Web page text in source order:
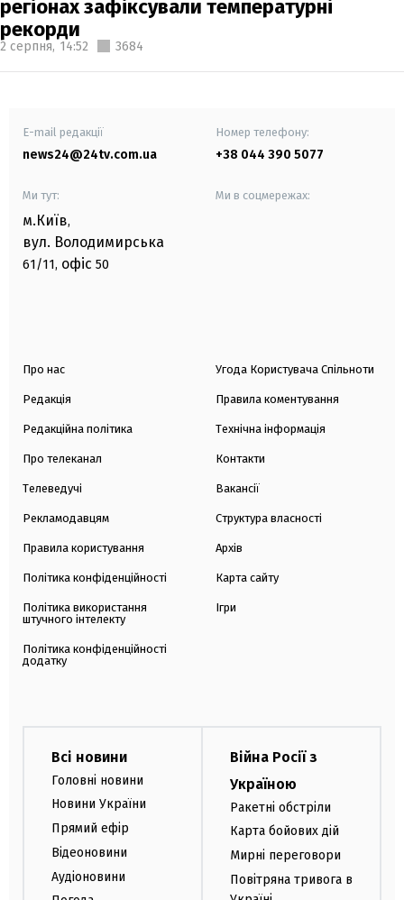
регіонах зафіксували температурні
рекорди
2 серпня, 14:52 3684
E-mail редакції
news24@24tv.com.ua
Номер телефону:
+38 044 390 5077
Ми тут:
м.Київ,
вул. Володимирська
61/11, офіс 50
Ми в соцмережах:
Про нас
Редакція
Редакційна політика
Про телеканал
Телеведучі
Рекламодавцям
Правила користування
Політика конфіденційності
Політика використання
штучного інтелекту
Політика конфіденційності
додатку
Угода Користувача Спільноти
Правила коментування
Технічна інформація
Контакти
Вакансії
Структура власності
Архів
Карта сайту
Ігри
Всі новини
Головні новини
Новини України
Прямий ефір
Відеоновини
Аудіоновини
Війна Росії з
Україною
Ракетні обстріли
Карта бойових дій
Мирні переговори
Повітряна тривога в